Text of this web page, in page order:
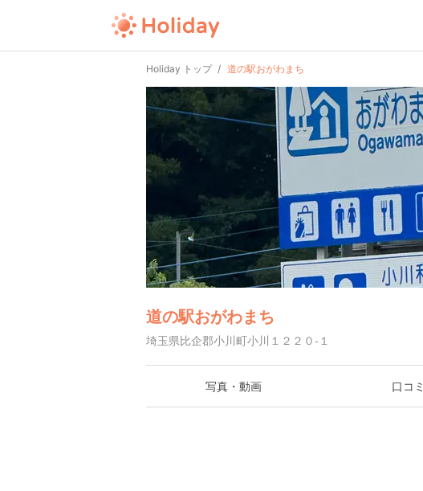
Holiday トップ 道の駅おがわまち
道の駅おがわまち
埼玉県比企郡小川町小川１２２０-１
写真・動画 口コミ